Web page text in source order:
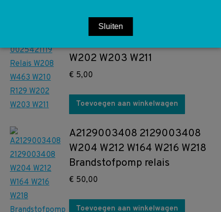
A0025421119 0025421119
W202 W203 W211
€ 5,00
Toevoegen aan winkelwagen
A2129003408 2129003408
W204 W212 W164 W216 W218
Brandstofpomp relais
€ 50,00
Toevoegen aan winkelwagen
Sluiten